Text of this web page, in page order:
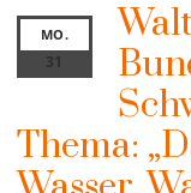
MO.
31
Thema: